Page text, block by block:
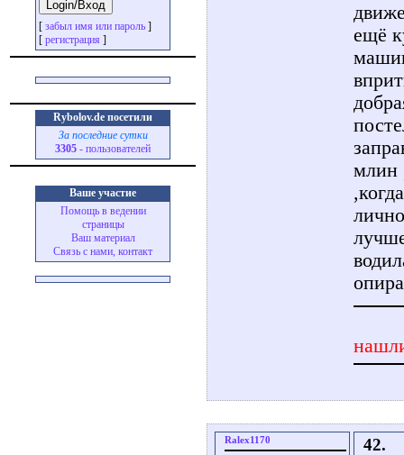
[ забыл имя или пароль ]
[ регистрация ]
Rybolov.de посетили
За последние сутки
3305 - пользователей
Ваше участие
Помощь в ведении
страницы
Ваш материал
Связь с нами, контакт
ещё
млин
Ralex1170
42.